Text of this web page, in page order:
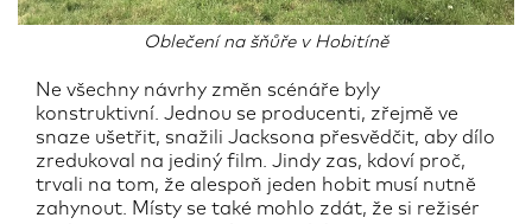
Oblečení na šňůře v Hobitíně
Ne všechny návrhy změn scénáře byly
konstruktivní. Jednou se producenti, zřejmě ve
snaze ušetřit, snažili Jacksona přesvědčit, aby dílo
zredukoval na jediný film. Jindy zas, kdoví proč,
trvali na tom, že alespoň jeden hobit musí nutně
zahynout. Místy se také mohlo zdát, že si režisér